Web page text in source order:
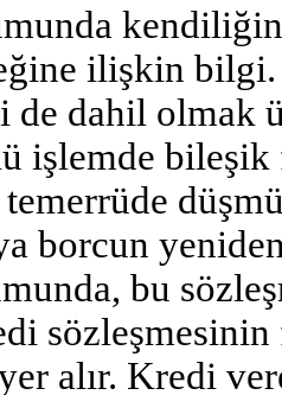
ilişkin bilgi.
de dahil olmak
işlemde
borcun
bu
alır. Kredi